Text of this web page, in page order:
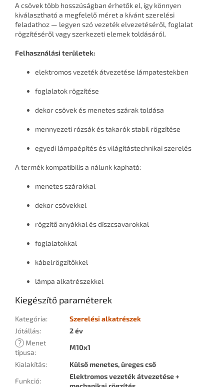
A csövek több hosszúságban érhetők el, így könnyen
kiválasztható a megfelelő méret a kívánt szerelési
feladathoz — legyen szó vezeték elvezetéséről, foglalat
rögzítéséről vagy szerkezeti elemek toldásáról.
Felhasználási területek:
elektromos vezeték átvezetése lámpatestekben
foglalatok rögzítése
dekor csövek és menetes szárak toldása
mennyezeti rózsák és takarók stabil rögzítése
egyedi lámpaépítés és világítástechnikai szerelés
A termék kompatibilis a nálunk kapható:
menetes szárakkal
dekor csövekkel
rögzítő anyákkal és díszcsavarokkal
foglalatokkal
kábelrögzítőkkel
lámpa alkatrészekkel
Kiegészítő paraméterek
Kategória:
Szerelési alkatrészek
Jótállás:
2 év
? Menet
típusa:
M10x1
Kialakítás:
Külső menetes, üreges cső
Funkció:
Elektromos vezeték átvezetése +